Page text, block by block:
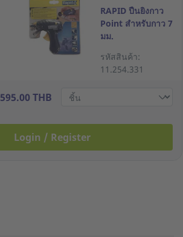
RAPID ปืนยิงกาว
Point สำหรับกาว 7
มม.
รหัสสินค้า:
11.254.331
595.00 THB
Login / Register